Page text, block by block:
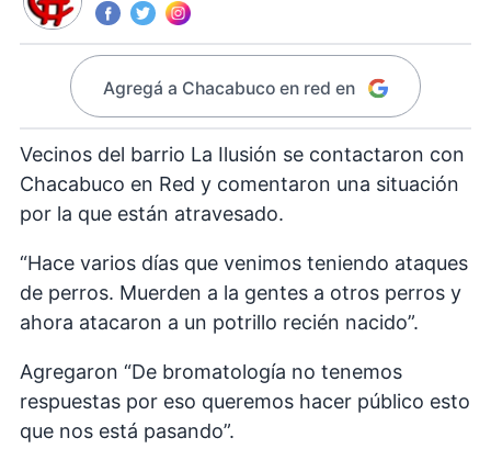
Agregá a Chacabuco en red en
Vecinos del barrio La Ilusión se contactaron con
Chacabuco en Red y comentaron una situación
por la que están atravesado.
“Hace varios días que venimos teniendo ataques
de perros. Muerden a la gentes a otros perros y
ahora atacaron a un potrillo recién nacido”.
Agregaron “De bromatología no tenemos
respuestas por eso queremos hacer público esto
que nos está pasando”.